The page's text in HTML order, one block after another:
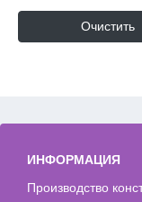
Очистить
ИНФОРМАЦИЯ
Производство